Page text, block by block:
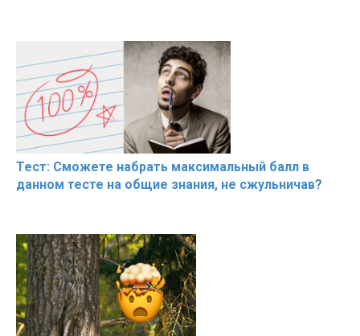
Тест: Сможете набрать максимальный балл в
данном тесте на общие знания, не сжульничав?